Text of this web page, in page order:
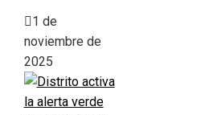
1 de
noviembre de
2025